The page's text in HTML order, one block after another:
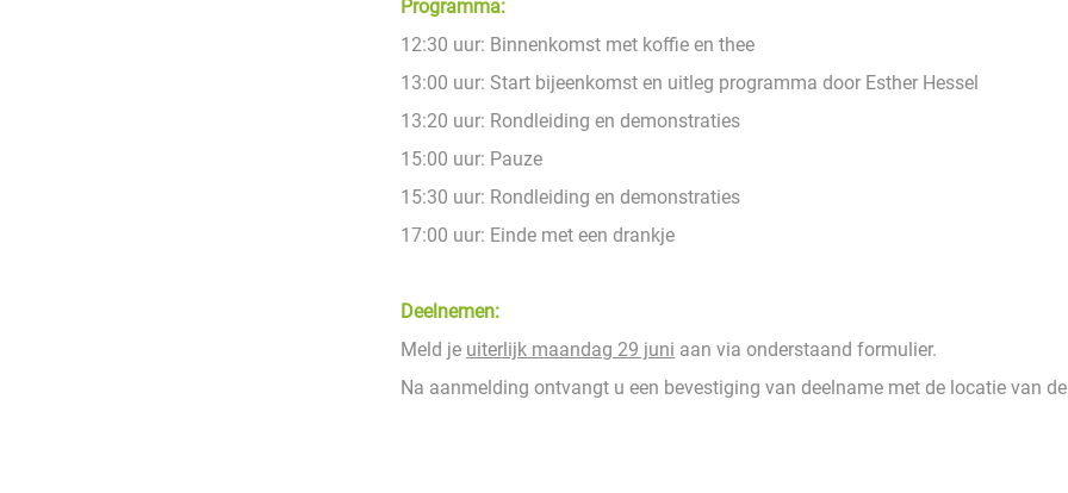
Programma:
12:30 uur: Binnenkomst met koffie en thee
13:00 uur: Start bijeenkomst en uitleg programma door Esther Hessel
13:20 uur: Rondleiding en demonstraties
15:00 uur: Pauze
15:30 uur: Rondleiding en demonstraties
17:00 uur: Einde met een drankje
Deelnemen:
Meld je uiterlijk maandag 29 juni aan via onderstaand formulier.
Na aanmelding ontvangt u een bevestiging van deelname met de locatie van